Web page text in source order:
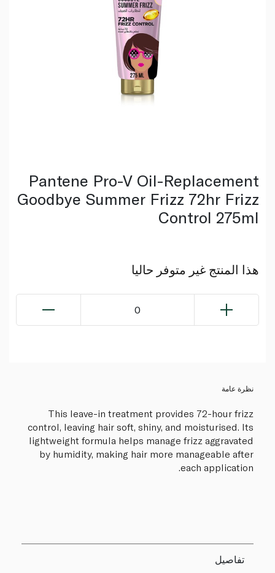
Pantene Pro-V Oil-Replacement
Goodbye Summer Frizz 72hr Frizz
Control 275ml
هذا المنتج غير متوفر حاليا
0
نظرة عامة
This leave-in treatment provides 72-hour frizz
control, leaving hair soft, shiny, and moisturised. Its
lightweight formula helps manage frizz aggravated
by humidity, making hair more manageable after
each application.
تفاصيل